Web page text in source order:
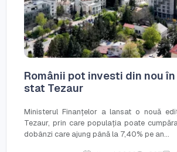
Românii pot investi din nou
stat Tezaur
Ministerul Finanțelor a lansat o nouă
Tezaur, prin care populația poate
dobânzi care ajung până la 7,40% pe an...